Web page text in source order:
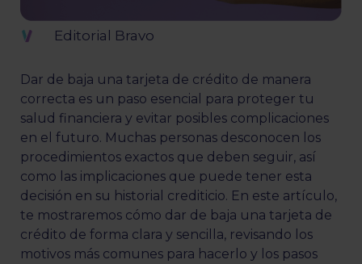
Editorial Bravo
Dar de baja una tarjeta de crédito de manera
correcta es un paso esencial para proteger tu
salud financiera y evitar posibles complicaciones
en el futuro. Muchas personas desconocen los
procedimientos exactos que deben seguir, así
como las implicaciones que puede tener esta
decisión en su historial crediticio. En este artículo,
te mostraremos cómo dar de baja una tarjeta de
crédito de forma clara y sencilla, revisando los
motivos más comunes para hacerlo y los pasos